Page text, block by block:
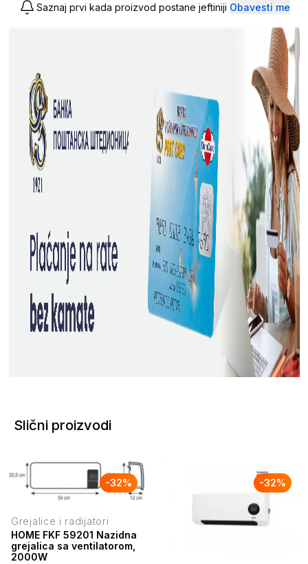
Saznaj prvi kada proizvod postane jeftiniji Obavesti me
Slični proizvodi
-32%
Grejalice i radijatori
HOME FKF 59201 Nazidna
grejalica sa ventilatorom,
2000W
-32%